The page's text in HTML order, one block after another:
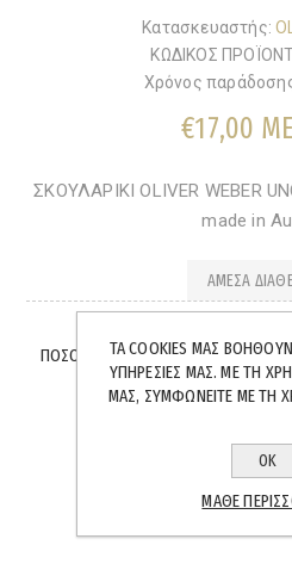
Κατασκευαστής:
ΚΩΔΙΚΟΣ
Χρόνος
€17,00
ΣΚΟΥΛΑΡΙΚΙ OLIVER WEBER
made in
ΆΜΕΣΑ
ΠΟΣΌΤΗΤΑ:
SHARE:
ΤΑ COOKIES ΜΑΣ
ΥΠΗΡΕΣΊΕΣ ΜΑΣ. ΜΕ ΤΗ
ΜΑΣ, ΣΥΜΦΩΝΕΊΤΕ ΜΕ ΤΗ
ΟΚ
ΜΆΘΕ